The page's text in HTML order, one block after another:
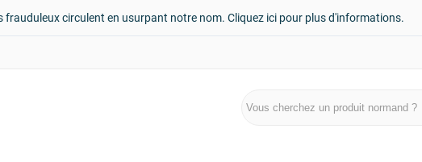
frauduleux circulent en usurpant notre nom. Cliquez ici pour plus d'informations.